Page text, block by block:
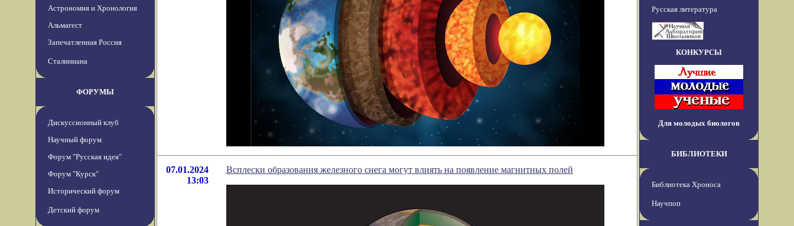
Астрономия и Хронология
Альмагест
Запечатленная Россия
Сталиниана
ФОРУМЫ
Дискуссионный клуб
Научный форум
Форум "Русская идея"
Форум "Курск"
Исторический форум
Детский форум
07.01.2024
13:03
Всплески образования железного снега могут влиять на появление магнитных полей
Русская литература
КОНКУРСЫ
Для молодых биологов
БИБЛИОТЕКИ
Библиотека Хроноса
Научпоп